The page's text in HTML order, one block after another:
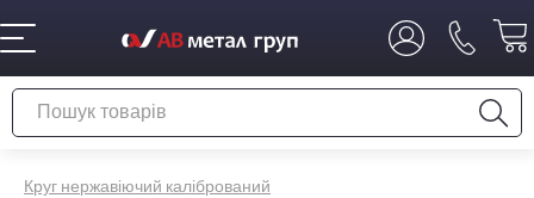
Круг нержавіючий калібрований